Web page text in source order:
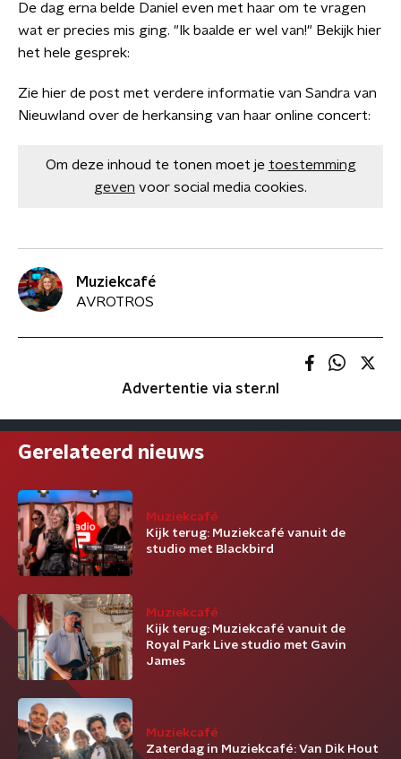
De dag erna belde Daniel even met haar om te vragen
wat er precies mis ging. "Ik baalde er wel van!" Bekijk hier
het hele gesprek:
Zie hier de post met verdere informatie van Sandra van
Nieuwland over de herkansing van haar online concert:
Om deze inhoud te tonen moet je toestemming
geven voor social media cookies.
Muziekcafé
AVROTROS
Advertentie via ster.nl
Gerelateerd nieuws
Muziekcafé
Kijk terug: Muziekcafé vanuit de
studio met Blackbird
Muziekcafé
Kijk terug: Muziekcafé vanuit de
Royal Park Live studio met Gavin
James
Muziekcafé
Zaterdag in Muziekcafé: Van Dik Hout